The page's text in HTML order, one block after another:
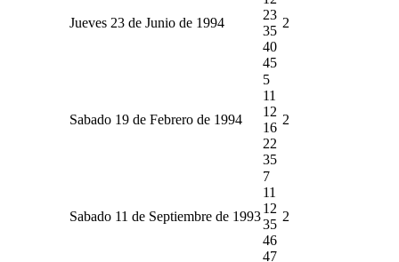
Jueves 23 de Junio de 1994
23
35
40
45
2
Sabado 19 de Febrero de 1994
5
11
12
16
22
35
2
Sabado 11 de Septiembre de 1993
7
11
12
35
46
47
2